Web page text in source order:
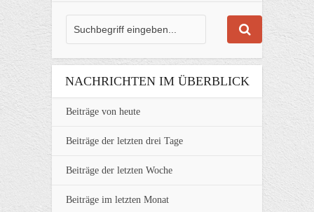
NACHRICHTEN IM ÜBERBLICK
Beiträge von heute
Beiträge der letzten drei Tage
Beiträge der letzten Woche
Beiträge im letzten Monat